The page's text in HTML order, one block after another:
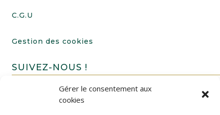
Gérer le consentement aux
cookies
C.G.U
Gestion des cookies
SUIVEZ-NOUS !